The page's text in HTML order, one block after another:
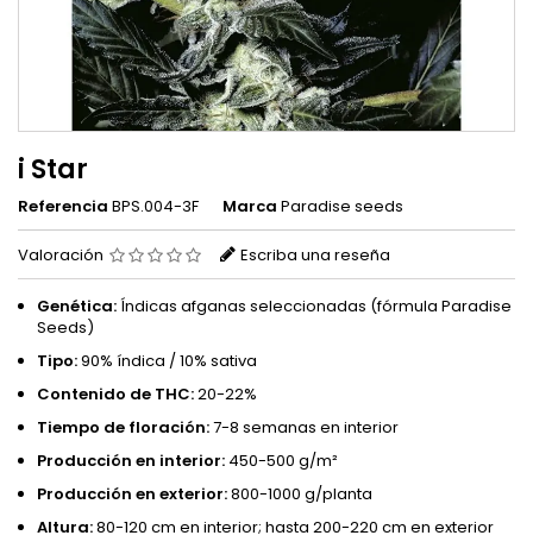
i Star
Referencia BPS.004-3F Marca Paradise seeds
Valoración Escriba una reseña
Genética: Índicas afganas seleccionadas (fórmula Paradise
Seeds)
Tipo:90% índica / 10% sativa
Contenido de THC:20-22%
Tiempo de floración:7-8 semanas en interior
Producción en interior: 450-500 g/m²
Producción en exterior:800-1000 g/planta
Altura:80-120 cm en interior; hasta 200-220 cm en exterior